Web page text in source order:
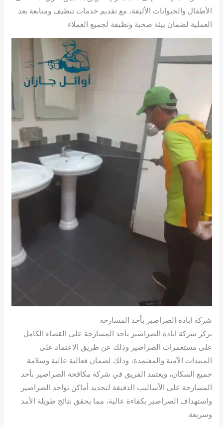
الأطفال والحيوانات الأليفة، مع تقديم خدمات تنظيف ومتابعة بعد
العملية لضمان بيئة صحية ونظيفة لجميع العملاء.
شركة ابادة الصراصير بأحد المسارحة
تركز شركة ابادة الصراصير بأحد المسارحة على القضاء الكامل
على مستعمرات الصراصير وذلك عن طريق الاعتماد على
المبيدات الآمنة والمعتمدة، وذلك لضمان فعالية عالية وسلامة
جميع السكان، ويعتمد الفريق في شركة مكافحة الصراصير بأحد
المسارحة على الأساليب الدقيقة لتحديد أماكن تواجد الصراصير
واستهداف الصراصير بكفاءة عالية، مما يحقق نتائج طويلة الأمد
وسريعة.